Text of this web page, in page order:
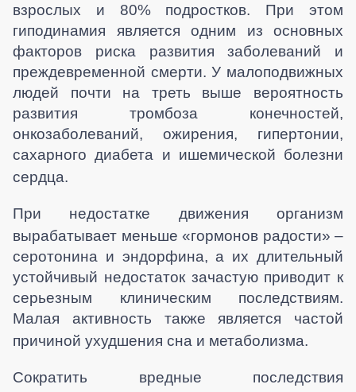
взрослых и 80% подростков. При этом
гиподинамия является одним из основных
факторов риска развития заболеваний и
преждевременной смерти. У малоподвижных
людей почти на треть выше вероятность
развития тромбоза конечностей,
онкозаболеваний, ожирения, гипертонии,
сахарного диабета и ишемической болезни
сердца.
При недостатке движения организм
вырабатывает меньше «гормонов радости» –
серотонина и эндорфина, а их длительный
устойчивый недостаток зачастую приводит к
серьезным клиническим последствиям.
Малая активность также является частой
причиной ухудшения сна и метаболизма.
Сократить вредные последствия